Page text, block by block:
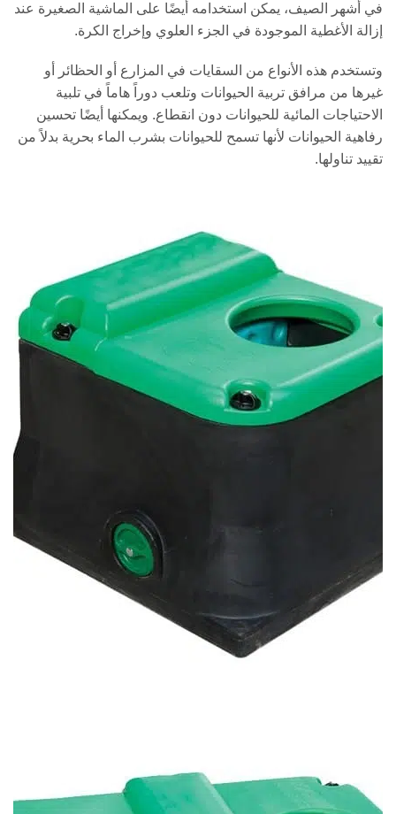
في أشهر الصيف، يمكن استخدامه أيضًا على الماشية الصغيرة عند
إزالة الأغطية الموجودة في الجزء العلوي وإخراج الكرة.
وتستخدم هذه الأنواع من السقايات في المزارع أو الحظائر أو
غيرها من مرافق تربية الحيوانات وتلعب دوراً هاماً في تلبية
الاحتياجات المائية للحيوانات دون انقطاع. ويمكنها أيضًا تحسين
رفاهية الحيوانات لأنها تسمح للحيوانات بشرب الماء بحرية بدلاً من
تقييد تناولها.